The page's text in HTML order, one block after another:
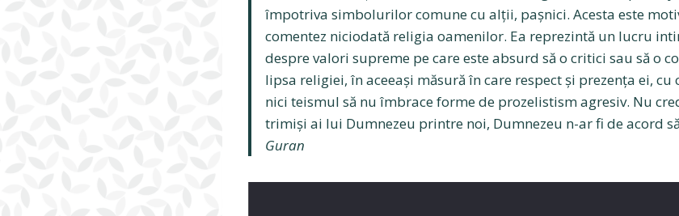
împotriva simbolurilor comune cu alții, pașnici. Acesta este
comentez niciodată religia oamenilor. Ea reprezintă un lucru
despre valori supreme pe care este absurd să o critici sau să o
lipsa religiei, în aceeași măsură în care respect și prezența ei,
nici teismul să nu îmbrace forme de prozelistism agresiv. Nu
trimiși ai lui Dumnezeu printre noi, Dumnezeu n-ar fi de acord
Guran